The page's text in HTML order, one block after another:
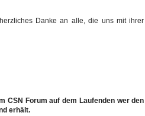
Danke an alle, die uns mit ihrer
CSN Forum auf dem Laufenden wer den
erhält.